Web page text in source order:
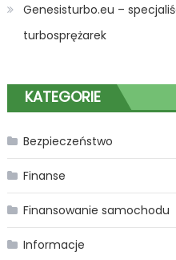
Genesisturbo.eu –
turbosprężarek
KATEGORIE
Bezpieczeństwo
Finanse
Finansowanie samochodu
Informacje